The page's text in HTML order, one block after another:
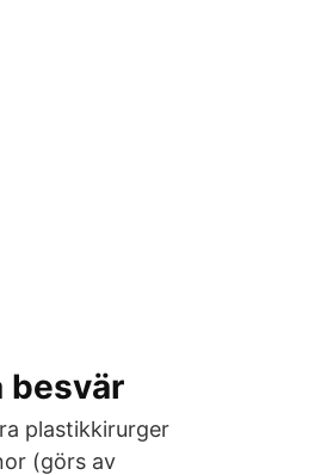
besvär
plastikkirurger
(görs av